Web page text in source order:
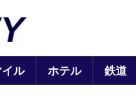
イル ホテル 鉄道